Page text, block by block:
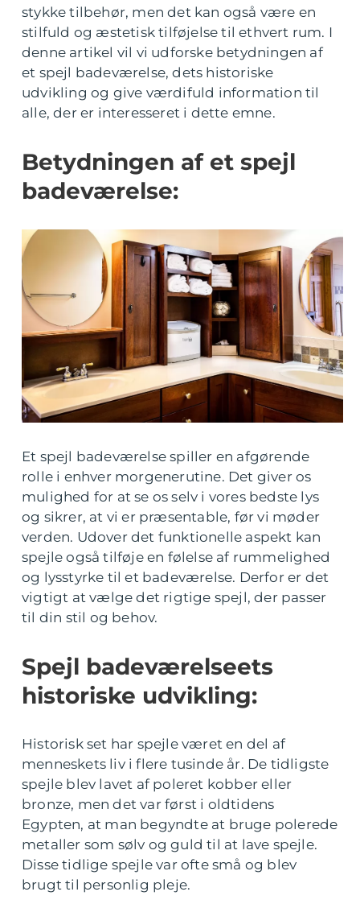
stykke tilbehør, men det kan også være en
stilfuld og æstetisk tilføjelse til ethvert rum. I
denne artikel vil vi udforske betydningen af
et spejl badeværelse, dets historiske
udvikling og give værdifuld information til
alle, der er interesseret i dette emne.
Betydningen af et spejl
badeværelse:
Et spejl badeværelse spiller en afgørende
rolle i enhver morgenerutine. Det giver os
mulighed for at se os selv i vores bedste lys
og sikrer, at vi er præsentable, før vi møder
verden. Udover det funktionelle aspekt kan
spejle også tilføje en følelse af rummelighed
og lysstyrke til et badeværelse. Derfor er det
vigtigt at vælge det rigtige spejl, der passer
til din stil og behov.
Spejl badeværelseets
historiske udvikling:
Historisk set har spejle været en del af
menneskets liv i flere tusinde år. De tidligste
spejle blev lavet af poleret kobber eller
bronze, men det var først i oldtidens
Egypten, at man begyndte at bruge polerede
metaller som sølv og guld til at lave spejle.
Disse tidlige spejle var ofte små og blev
brugt til personlig pleje.